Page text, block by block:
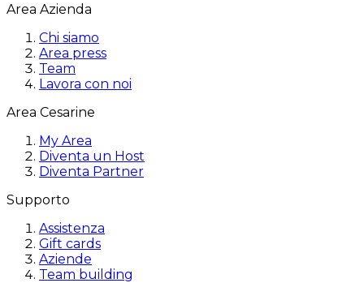
Area Azienda
Chi siamo
Area press
Team
Lavora con noi
Area Cesarine
My Area
Diventa un Host
Diventa Partner
Supporto
Assistenza
Gift cards
Aziende
Team building